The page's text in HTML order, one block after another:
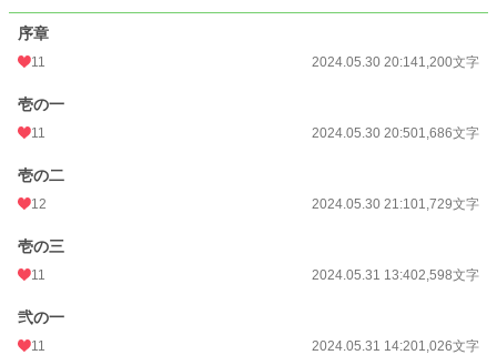
24h.ポイント
文字数
更新日時
初回公開日時
初回完結日時
累計ポイント
序章
11 2024.05.30 20:141,200文字
壱の一
11 2024.05.30 20:501,686文字
壱の二
12 2024.05.30 21:101,729文字
壱の三
11 2024.05.31 13:402,598文字
弐の一
11 2024.05.31 14:201,026文字